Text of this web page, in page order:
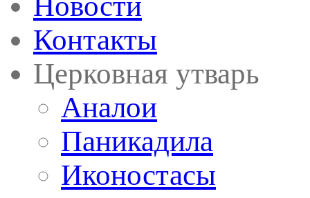
Контакты
Церковная утварь
Аналои
Паникадила
Иконостасы